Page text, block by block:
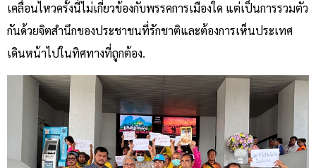
เคลื่อนไหวครั้งนี้ไม่เกี่ยวข้องกับพรรคการเมืองใด แต่เป็นการรวมตัว
กันด้วยจิตสำนึกของประชาชนที่รักชาติและต้องการเห็นประเทศ
เดินหน้าไปในทิศทางที่ถูกต้อง.